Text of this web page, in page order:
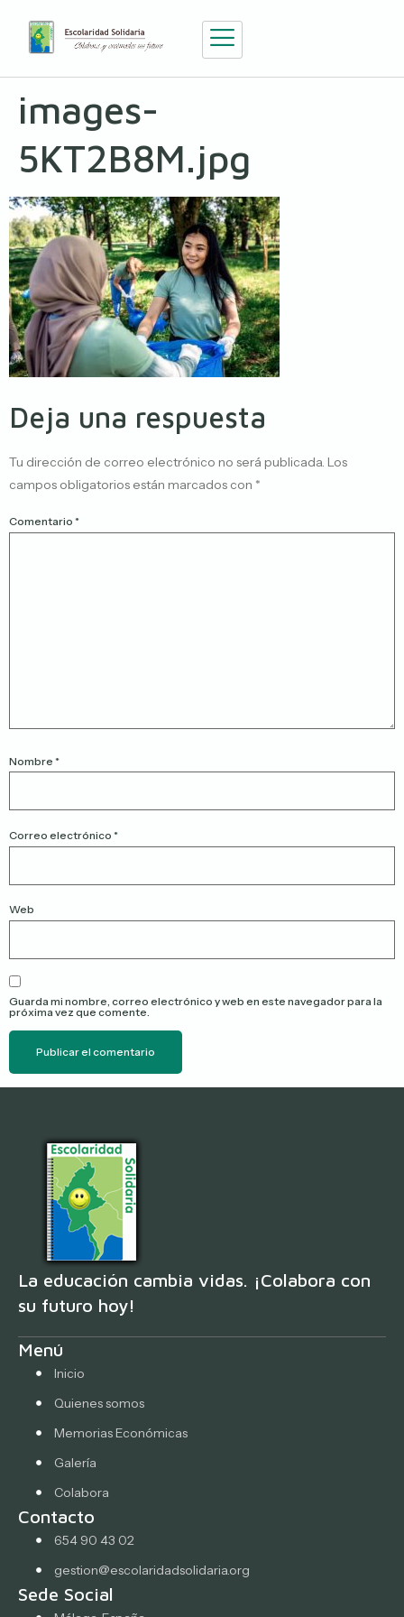
images-
5KT2B8M.jpg
Deja una respuesta
Tu dirección de correo electrónico no será publicada. Los
campos obligatorios están marcados con *
Comentario *
Nombre *
Correo electrónico *
Web
Guarda mi nombre, correo electrónico y web en este navegador para la
próxima vez que comente.
La educación cambia vidas. ¡Colabora con
su futuro hoy!
Menú
Inicio
Quienes somos
Memorias Económicas
Galería
Colabora
Contacto
654 90 43 02
gestion@escolaridadsolidaria.org
Sede Social